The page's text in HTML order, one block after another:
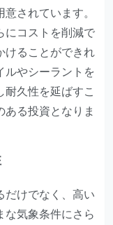
されています。
にコストを削減で
けることができれ
ルやシーラントを
耐久性を延ばすこ
ある投資となりま
だけでなく、高い
な気象条件にさら